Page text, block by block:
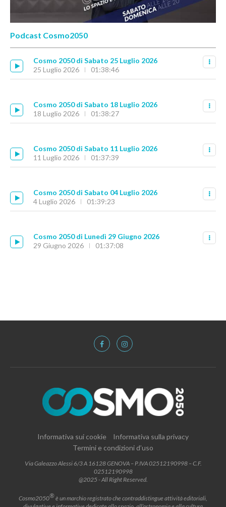
Podcast Cosmo2050
Cosmo 2050 di Sabato 25 Luglio 2026
25 Luglio 2026
01:38:46
Cosmo 2050 di Sabato 18 Luglio 2026
18 Luglio 2026
01:38:27
Cosmo 2050 di Sabato 11 Luglio 2026
11 Luglio 2026
01:37:39
Cosmo 2050 di Sabato 04 Luglio 2026
4 Luglio 2026
01:39:23
Cosmo 2050 di Lunedì 29 Giugno 2026
29 Giugno 2026
01:37:08
Informativa sui cookie
Informativa sulla privacy
Termini e condizioni d’uso
Via Galeazzo Alessi 6/3 A 16128 GENOVA – P.IVA 02512190998 – C.F.
02512190998
@2025 - All Right Reserved.
Cosmo2050®è un marchio registrato che contraddistingue attività editoriali,